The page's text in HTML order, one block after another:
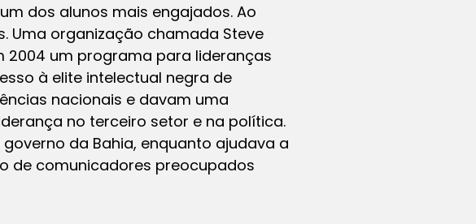
dos alunos mais engajados. Ao
Uma organização chamada Steve
2004 um programa para lideranças
à elite intelectual negra de
nacionais e davam uma
no terceiro setor e na política.
da Bahia, enquanto ajudava a
de comunicadores preocupados